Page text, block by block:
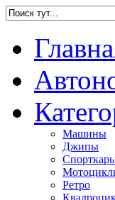
Машины
Джипы
Ретро